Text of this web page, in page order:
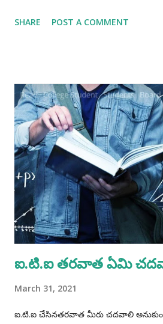
accordance with Apprentices Act
restriction for apprenticeship
Skill Development and
memorandum No. F.No. MSDE-
20 Dec 21. Minimum age is 14 years
trades ti is 18 years according to
Accordingly, candidates born on or
eligible for non- hazardous trades
or before 02 May 2008 are eligible
Procedure for Applying...
SHARE POST A COMMENT
ఐ.టి.ఐ తరవాత ఏమి
March 31, 2021
ఐ.టి.ఐ చేసినతరవాత మీరు చదవాలి